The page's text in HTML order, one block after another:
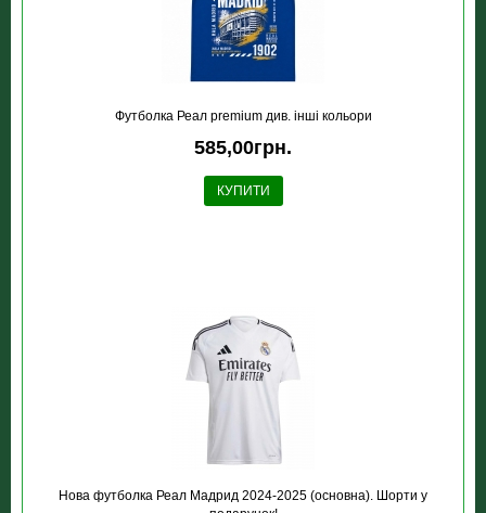
Футболка Реал premium див. інші кольори
585,00грн.
КУПИТИ
Нова футболка Реал Мадрид 2024-2025 (основна). Шорти у